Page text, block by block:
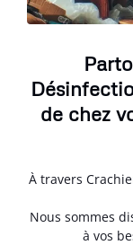
de chez
À travers
Nous sommes
à vos